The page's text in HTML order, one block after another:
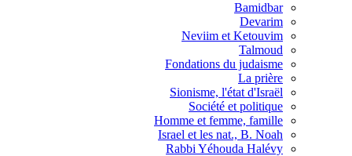
Bamidbar
Devarim
Neviim et Ketouvim
Talmoud
Fondations du judaisme
La prière
Sionisme, l'état d'Israël
Société et politique
Homme et femme, famille
Israel et les nat., B. Noah
Rabbi Yéhouda Halévy